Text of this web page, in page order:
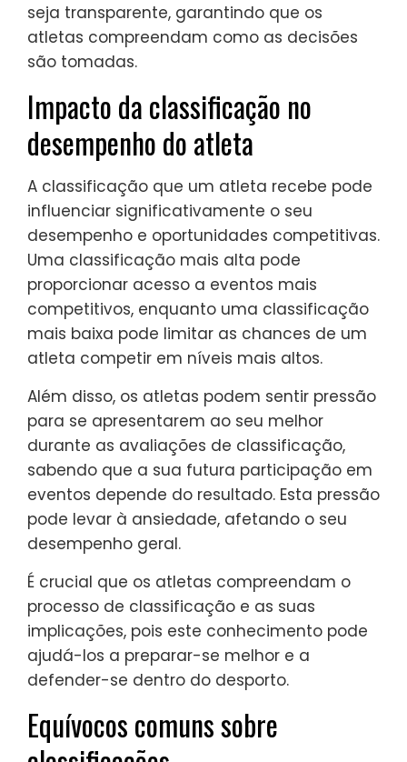
seja transparente, garantindo que os
atletas compreendam como as decisões
são tomadas.
Impacto da classificação no
desempenho do atleta
A classificação que um atleta recebe pode
influenciar significativamente o seu
desempenho e oportunidades competitivas.
Uma classificação mais alta pode
proporcionar acesso a eventos mais
competitivos, enquanto uma classificação
mais baixa pode limitar as chances de um
atleta competir em níveis mais altos.
Além disso, os atletas podem sentir pressão
para se apresentarem ao seu melhor
durante as avaliações de classificação,
sabendo que a sua futura participação em
eventos depende do resultado. Esta pressão
pode levar à ansiedade, afetando o seu
desempenho geral.
É crucial que os atletas compreendam o
processo de classificação e as suas
implicações, pois este conhecimento pode
ajudá-los a preparar-se melhor e a
defender-se dentro do desporto.
Equívocos comuns sobre